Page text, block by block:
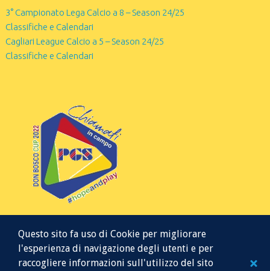
3° Campionato Lega Calcio a 8 – Season 24/25
Classifiche e Calendari
Cagliari League Calcio a 5 – Season 24/25
Classifiche e Calendari
Questo sito fa uso di Cookie per migliorare
l'esperienza di navigazione degli utenti e per
raccogliere informazioni sull'utilizzo del sito